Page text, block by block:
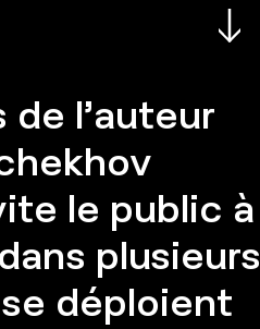
l’auteur
le public à
plusieurs
déploient